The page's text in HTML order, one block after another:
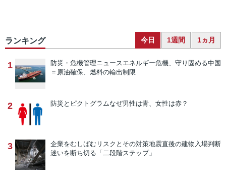
ランキング 今日 1週間 1ヵ月
1 防災・危機管理ニュースエネルギー危機、守り固める中国
＝原油確保、燃料の輸出制限
2 防災とピクトグラムなぜ男性は青、女性は赤？
3 企業をむしばむリスクとその対策地震直後の建物入場判断
迷いを断ち切る「二段階ステップ」